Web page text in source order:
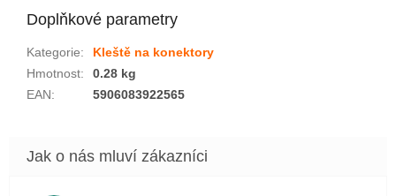
Doplňkové parametry
Kategorie:
Kleště na konektory
Hmotnost:
0.28 kg
EAN: 5906083922565